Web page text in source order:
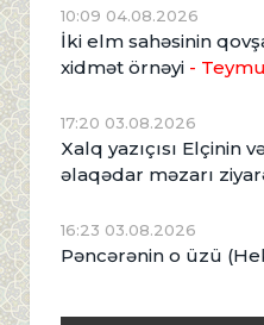
10:09 04.08.2026
İki elm sahəsinin
xidmət örnəyi -
17:20 03.08.2026
Xalq yazıçısı Elçinin
əlaqədar məzarı
16:23 03.08.2026
Pəncərənin o üzü